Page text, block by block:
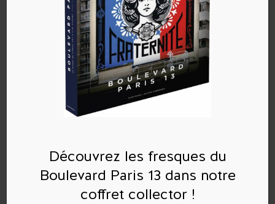
Poster le commentaire
vous connecterpour publier un
commentaire.
Commentaires récents
Découvrez les fresques du
Boulevard Paris 13 dans notre
coffret collector !